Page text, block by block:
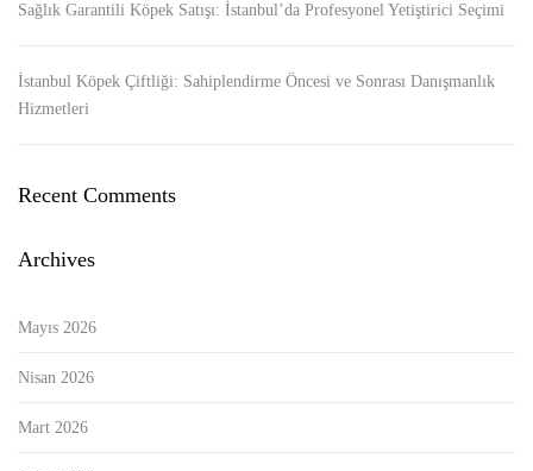
Sağlık Garantili Köpek Satışı: İstanbul’da Profesyonel Yetiştirici Seçimi
İstanbul Köpek Çiftliği: Sahiplendirme Öncesi ve Sonrası Danışmanlık
Hizmetleri
Recent Comments
Archives
Mayıs 2026
Nisan 2026
Mart 2026